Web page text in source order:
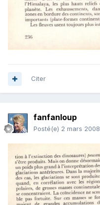
Citer
fanfanloup
Posté(e) 2 mars 2008